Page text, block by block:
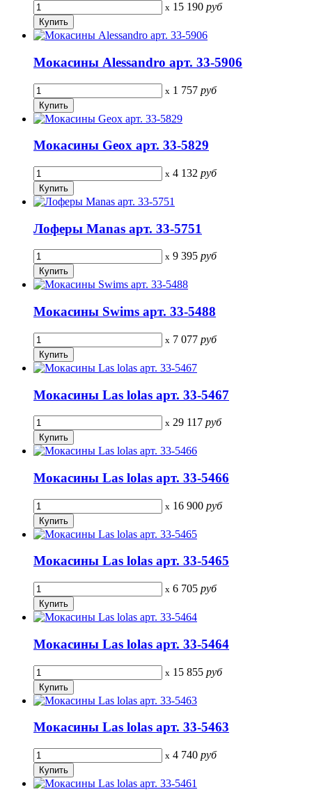
x 15 190 руб
Мокасины Alessandro арт. 33-5906
x 1 757 руб
Мокасины Geox арт. 33-5829
x 4 132 руб
Лоферы Manas арт. 33-5751
x 9 395 руб
Мокасины Swims арт. 33-5488
x 7 077 руб
Мокасины Las lolas арт. 33-5467
x 29 117 руб
Мокасины Las lolas арт. 33-5466
x 16 900 руб
Мокасины Las lolas арт. 33-5465
x 6 705 руб
Мокасины Las lolas арт. 33-5464
x 15 855 руб
Мокасины Las lolas арт. 33-5463
x 4 740 руб